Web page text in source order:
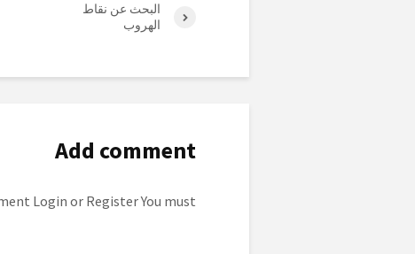
البحث عن نقاط
الهروب
Add comment
You must
Register
Login